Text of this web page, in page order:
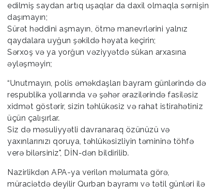
edilmiş saydan artıq uşaqlar da daxil olmaqla sərnişin
daşımayın;
Sürət həddini aşmayın, ötmə manevrlərini yalnız
qaydalara uyğun şəkildə həyata keçirin;
Sərxoş və ya yorğun vəziyyətdə sükan arxasına
əyləşməyin;
“Unutmayın, polis əməkdaşları bayram günlərində də
respublika yollarında və şəhər ərazilərində fasiləsiz
xidmət göstərir, sizin təhlükəsiz və rahat istirahətiniz
üçün çalışırlar.
Siz də məsuliyyətli davranaraq özünüzü və
yaxınlarınızı qoruya, təhlükəsizliyin təmininə töhfə
verə bilərsiniz", DİN-dən bildirilib.
Nazirlikdən APA-ya verilən məlumata görə,
müraciətdə deyilir Qurban bayramı və tətil günləri ilə